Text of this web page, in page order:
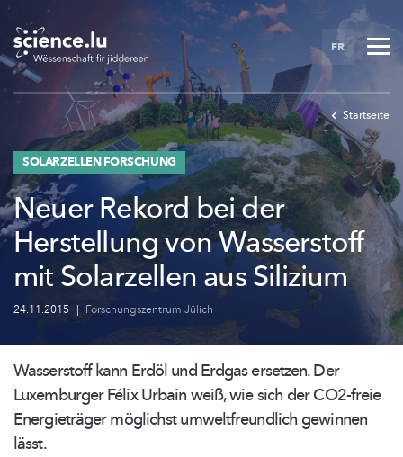
Skip
main
content
FR
Startseite
SOLARZELLEN FORSCHUNG
Neuer Rekord bei der
Herstellung von Wasserstoff
mit Solarzellen aus Silizium
24.11.2015 | Forschungszentrum Jülich
Wasserstoff kann Erdöl und Erdgas ersetzen. Der
Luxemburger Félix Urbain weiß, wie sich der CO2-freie
Energieträgermöglichstumweltfreundlich gewinnen
lässt.